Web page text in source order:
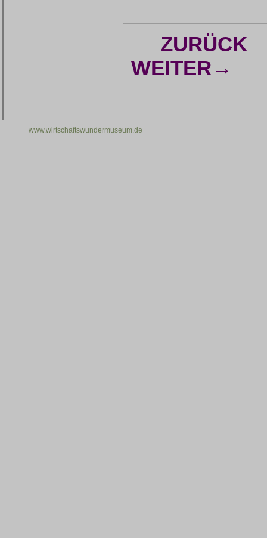
ZURÜCK
WEITER→
www.wirtschaftswundermuseum.de